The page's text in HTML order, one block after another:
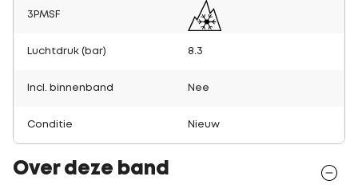
3PMSF
Luchtdruk (bar) 8.3
Incl. binnenband Nee
Conditie Nieuw
Over deze band